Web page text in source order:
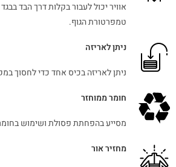
אוויר יכול לעבור בקלות דרך הבד
טמפרטורת הגוף.
ניתן לאריזה
ניתן לאריזה בכיס אחד כדי לחסוך
חומר ממוחזר
מסייע בהפחתת פסולת ושימוש
מחזיר אור